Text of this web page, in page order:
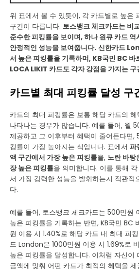
위 표에서 볼 수 있듯이, 각 카드별로 높은
구간이 다릅니다. 토스뱅크 체크카드는 비
준수한 피킹률을 보이며, 하나 원큐 카드
안정적인 성능을 보여줍니다. 신한카드
서 높은 피킹률을 기록하며, KB국민 BC 바
LOCA LIKIT 카드도 각자 강점을 가지는
카드별 최대 피킹률 달성 구
카드의 최대 피킹률은 보통 해당 카드의
나타나는 경우가 많습니다. 예를 들어, 월
제공하고 그 이후부터 혜택이 줄어든다면,
킹률이 가장 높아지는 식입니다. 표에서 파
액 구간에서 가장 높은 피킹률을, 노란 바탕
장 높은 피킹률을 의미합니다. 이를 통해
서 가장 강력한 성능을 발휘하는지 직관적
다.
예를 들어, 토스뱅크 체크카드는 500만원
높은 피킹률을 기록하는 반면, KB국민 BC
원 이용 시 1.40%로 해당 카드 내 최대 피
드 London은 1000만원 이용 시 1.69%로
높은 피킹률을 달성합니다. 이처럼 자신이
금액에 맞춰 어떤 카드가 최적의 혜택을